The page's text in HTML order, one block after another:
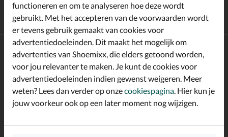
Gratisverzending en retour*
Achterafbetalen
Altijd op de hoogte zijn?
Schrijf je in voor de Shoemixx nieuwsbrief en ontvang €10,-
welkomstkorting!*
functioneren en om te analyseren hoe deze wordt
gebruikt. Met het accepteren van de voorwaarden wordt
er tevens gebruik gemaakt van cookies voor
advertentiedoeleinden. Dit maakt het mogelijk om
advertenties van Shoemixx, die elders getoond worden,
voor jou relevanter te maken. Je kunt de cookies voor
advertentiedoeleinden indien gewenst weigeren. Meer
weten? Lees dan verder op onzecookiespagina. Hier kun je
jouw voorkeur ook op een later moment nog wijzigen.